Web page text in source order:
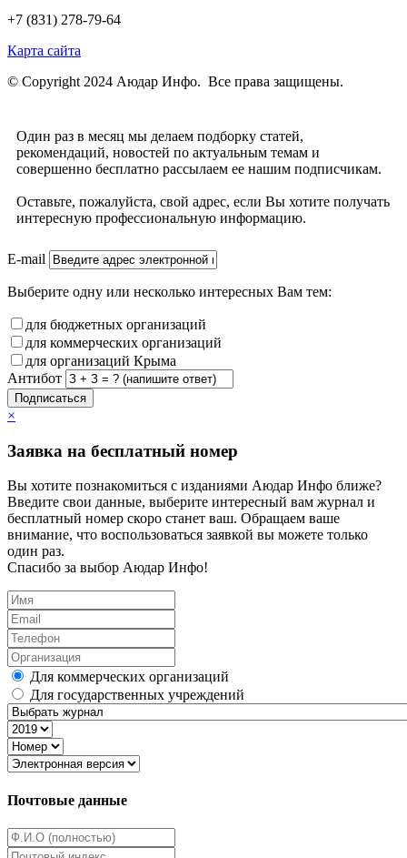
+7 (831) 278-79-64
Карта сайта
© Copyright 2024 Аюдар Инфо. Все права защищены.
Один раз в месяц мы делаем подборку статей,
рекомендаций, новостей по актуальным темам и
совершенно бесплатно рассылаем ее нашим подписчикам.
Оставьте, пожалуйста, свой адрес, если Вы хотите получать
интересную профессиональную информацию.
E-mail
Выберите одну или несколько интересных Вам тем:
для бюджетных организаций
для коммерческих организаций
для организаций Крыма
Антибот
Подписаться
×
Заявка на бесплатный номер
Вы хотите познакомиться с изданиями Аюдар Инфо ближе?
Введите свои данные, выберите интересный вам журнал и
бесплатный номер скоро станет ваш. Обращаем ваше
внимание, что воспользоваться заявкой вы можете только
один раз.
Спасибо за выбор Аюдар Инфо!
Для коммерческих организаций
Для государственных учреждений
Почтовые данные